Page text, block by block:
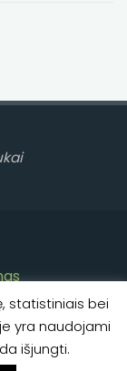
statistiniais bei
yra naudojami
išjungti.